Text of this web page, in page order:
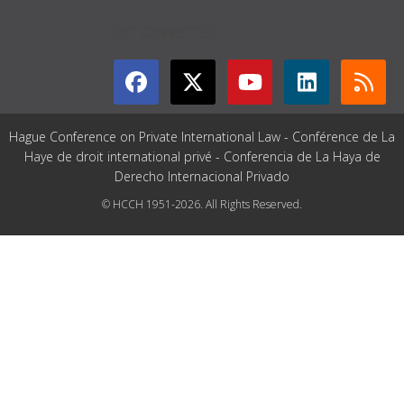
Hague Conference on Private International Law - Conférence de La
Haye de droit international privé - Conferencia de La Haya de
Derecho Internacional Privado
© HCCH 1951-2026. All Rights Reserved.